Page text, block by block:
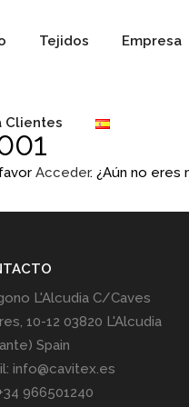
Tejidos Empresa
Clientes
Acceder. ¿Aún no eres
L'Alcudia C/Caves
10-12 03820 L'Alcudia
Spain
info@cavitex.es
966501240